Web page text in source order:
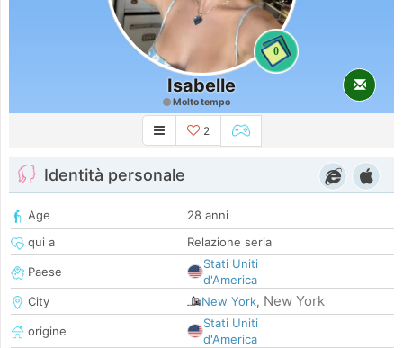
0
Isabelle
Molto tempo
2
Identità personale
Age
28 anni
qui a
Relazione seria
Paese
Stati Uniti
d'America
City
New York, New York
origine
Stati Uniti
d'America